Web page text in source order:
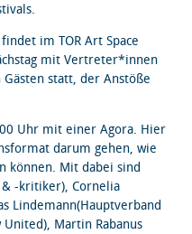
im TOR Art Space
mit Vertreter*innen
statt, der Anstöße
Uhr mit einer Agora. Hier
darum gehen, wie
können. Mit dabei sind
& -kritiker), Cornelia
Lindemann(Hauptverband
Martin Rabanus